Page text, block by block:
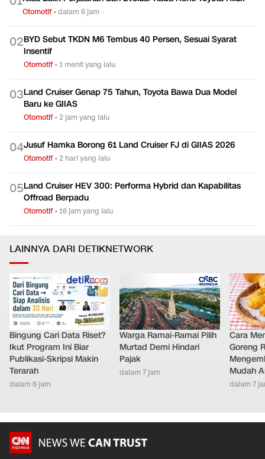
Otomotif•dalam 6 jam
02BYD Sebut TKDN M6 Tembus 40 Persen, Sesuai Syarat
Insentif
Otomotif•1 menit yang lalu
03Land Cruiser Genap 75 Tahun, Toyota Bawa Dua Model
Baru ke GIIAS
Otomotif•2 jam yang lalu
04Jusuf Hamka Borong 61 Land Cruiser FJ di GIIAS 2026
Otomotif•2 hari yang lalu
05Land Cruiser HEV 300: Performa Hybrid dan Kapabilitas
Offroad Berpadu
Otomotif•16 jam yang lalu
LAINNYA DARI DETIKNETWORK
Bingung Cari Data Riset?
Ikut Program Ini Biar
Publikasi-Skripsi Makin
Terarah
dalam 6 jam
Warga Ramai-Ramai Pilih
Murtad Demi Hindari
Pajak
dalam 7 jam
Cara
Goreng
Mudah
dalam 7